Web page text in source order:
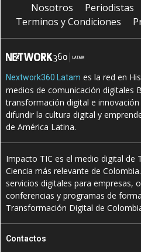
Nosotros Periodistas
Terminos y Condiciones
Nextwork360 Latam es la red en
medios de comunicación digitales
transformación digital e
difundir la cultura digital y
de América Latina.
Impacto TIC es el medio digital de
Ciencia más relevante de
servicios digitales para empresas,
conferencias y programas de
Transformación Digital de
Contactos